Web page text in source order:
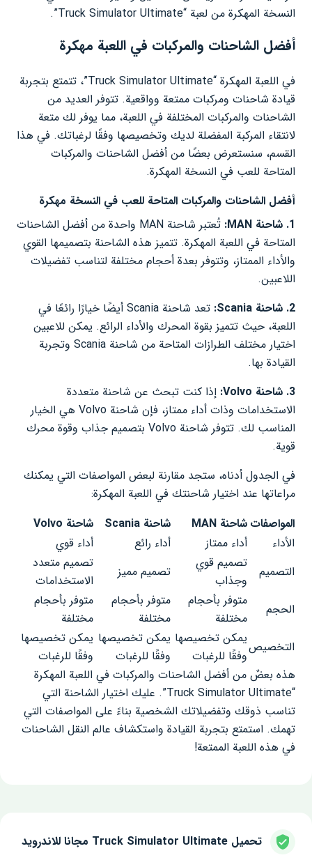
النسخة المهكرة من لعبة “Truck Simulator Ultimate”.
أفضل الشاحنات والمركبات في اللعبة مهكرة
في اللعبة المهكرة “Truck Simulator Ultimate”، تتمتع بتجربة
قيادة شاحنات ومركبات ممتعة وواقعية. تتوفر العديد من
الشاحنات والمركبات المختلفة في اللعبة، مما يوفر لك متعة
لانتقاء المركبة المفضلة لديك وتخصيصها وفقًا لرغباتك. في هذا
القسم، سنستعرض بعضًا من أفضل الشاحنات والمركبات
المتاحة للعب في النسخة المهكرة.
أفضل الشاحنات والمركبات المتاحة للعب في النسخة مهكرة
1. شاحنة MAN:
تُعتبر شاحنة MAN واحدة من أفضل الشاحنات
المتاحة في اللعبة المهكرة. تتميز هذه الشاحنة بتصميمها القوي
والأداء الممتاز، وتتوفر بعدة أحجام مختلفة لتناسب تفضيلات
اللاعبين.
2. شاحنة Scania:
تعد شاحنة Scania أيضًا خيارًا رائعًا في
اللعبة، حيث تتميز بقوة المحرك والأداء الرائع. يمكن للاعبين
اختيار مختلف الطرازات المتاحة من شاحنة Scania وتجربة
القيادة بها.
3. شاحنة Volvo:
إذا كنت تبحث عن شاحنة متعددة
الاستخدامات وذات أداء ممتاز، فإن شاحنة Volvo هي الخيار
المناسب لك. تتوفر شاحنة Volvo بتصميم جذاب وقوة محرك
قوية.
في الجدول أدناه، ستجد مقارنة لبعض المواصفات التي يمكنك
مراعاتها عند اختيار شاحنتك في اللعبة المهكرة:
المواصفات شاحنة MAN شاحنة Scania
شاحنة Volvo
الأداء
أداء ممتاز أداء رائع
أداء قوي
التصميم
تصميم قوي
وجذاب
تصميم مميز
تصميم متعدد
الاستخدامات
الحجم
متوفر بأحجام
مختلفة
متوفر بأحجام
مختلفة
متوفر بأحجام
مختلفة
التخصيص
يمكن تخصيصها
وفقًا للرغبات
يمكن تخصيصها
وفقًا للرغبات
يمكن تخصيصها
وفقًا للرغبات
هذه بعضٌ من أفضل الشاحنات والمركبات في اللعبة المهكرة
“Truck Simulator Ultimate”. عليك اختيار الشاحنة التي
تناسب ذوقك وتفضيلاتك الشخصية بناءً على المواصفات التي
تهمك. استمتع بتجربة القيادة واستكشاف عالم النقل الشاحنات
في هذه اللعبة الممتعة!
تحميل Truck Simulator Ultimate مجانا للاندرويد